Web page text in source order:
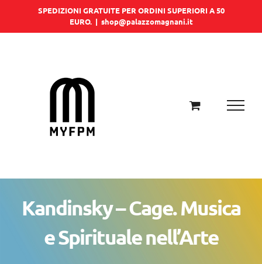
SPEDIZIONI GRATUITE PER ORDINI SUPERIORI A 50
EURO. | shop@palazzomagnani.it
Kandinsky – Cage. Musica
e Spirituale nell’Arte